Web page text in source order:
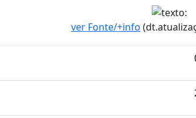
ver Fonte/+info